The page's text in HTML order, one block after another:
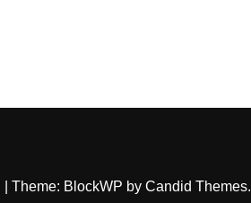
Theme: BlockWP by Candid Themes.